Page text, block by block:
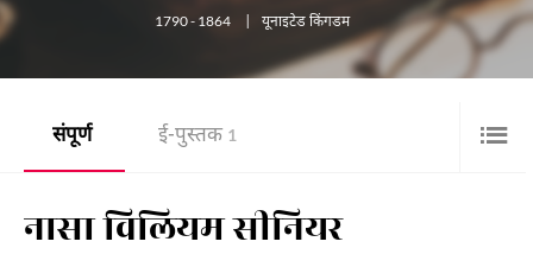
1790 - 1864 यूनाइटेड किंगडम
संपूर्ण ई-पुस्तक 1
नासा विलियम सीनियर